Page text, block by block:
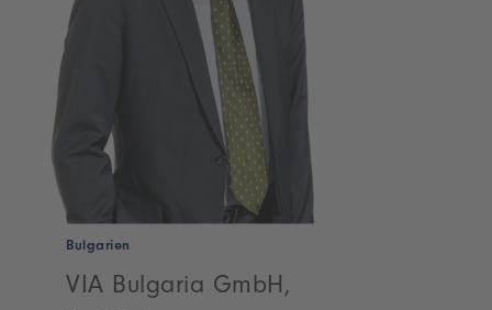
Bulgarien
VIA Bulgaria GmbH,